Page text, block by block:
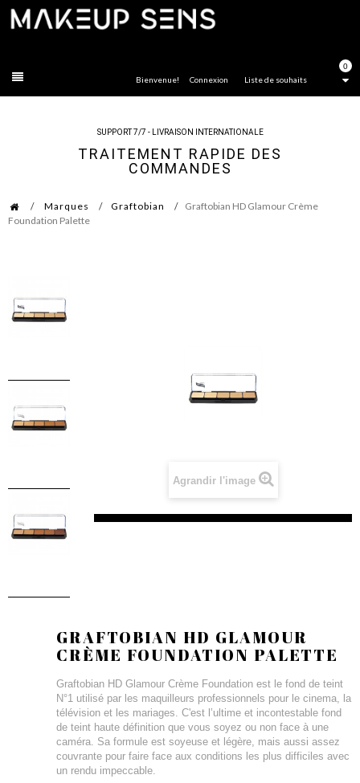
0
Liste de souhaits
Bienvenue! Connexion
SUPPORT 7/7 - LIVRAISON INTERNATIONALE
TRAITEMENT RAPIDE DES
COMMANDES
Marques Graftobian
Graftobian HD Glamour Crème
Foundation Palette
Agrandir l'image
GRAFTOBIAN HD GLAMOUR
CRÈME FOUNDATION PALETTE
Graftobian HD Glamour Crème Foundation est le fond de teint
N°1 utilisé par les maquilleurs professionnels pour le cinema, la
télévision et les mariages. C'est l’ultime et incontestable fond
de teint haute définition que vous soyez ou non face à une
caméra. Sa formule est soyeuse et légère, mais aussi assez
couvrante pour faire face aux conditions les plus difficiles avec
un rendu impeccable.